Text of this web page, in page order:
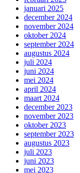
januari 2025
december 2024
november 2024
oktober 2024
september 2024
augustus 2024
juli 2024
juni 2024
mei 2024
april 2024
maart 2024
december 2023
november 2023
oktober 2023
september 2023
augustus 2023
juli 2023
juni 2023
mei 2023